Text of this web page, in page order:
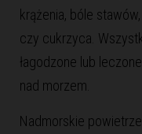
krążenia, bóle
czy cukrzyca.
łagodzone lub
nad morzem.
Nadmorskie